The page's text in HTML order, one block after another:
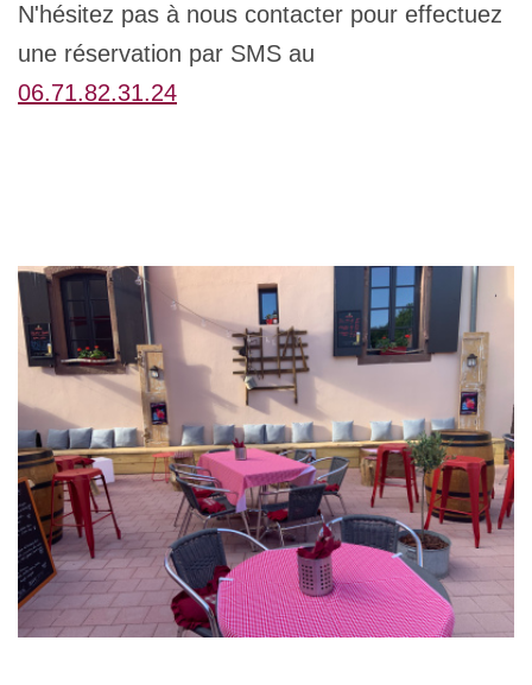
N'hésitez pas à nous contacter pour effectuez
une réservation par SMS au
06.71.82.31.24